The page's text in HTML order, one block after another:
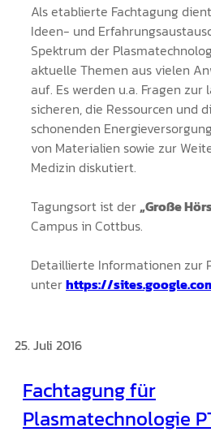
Als etablierte Fachtagung
Ideen- und
Spektrum der
aktuelle Themen aus vielen
auf. Es werden u.a. Fragen
sicheren, die Ressourcen und
schonenden
von Materialien sowie zur
Medizin diskutiert.
Tagungsort ist der„Große
Campus in Cottbus.
Detaillierte Informationen zur
unterhttps://
25. Juli 2016
Fachtagung für
Plasmatechnologie